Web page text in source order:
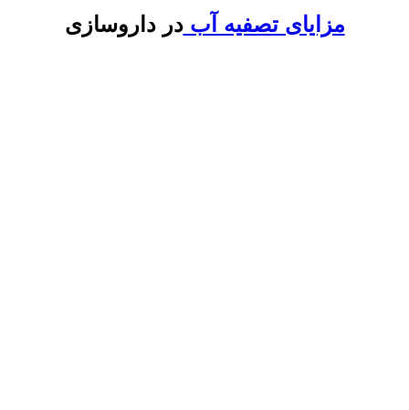
مزایای تصفیه آبدر داروسازی